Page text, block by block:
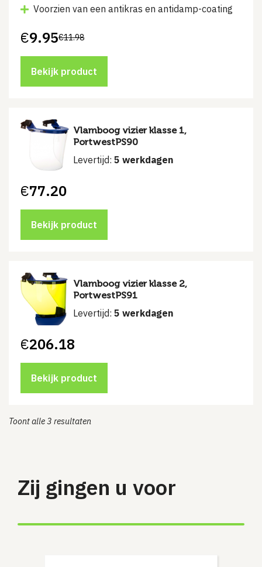
Voorzien van een antikras en antidamp-coating
€11.98
Oorspronkelijke
was:
€11.98.
€9.95
Huidige
is:
€9.95.
Bekijk product
Vlamboog vizier klasse 1,
PortwestPS90
Levertijd: 5 werkdagen
€77.20
Bekijk product
Vlamboog vizier klasse 2,
PortwestPS91
Levertijd: 5 werkdagen
€206.18
Bekijk product
Toont alle 3 resultaten
Zij gingen u voor